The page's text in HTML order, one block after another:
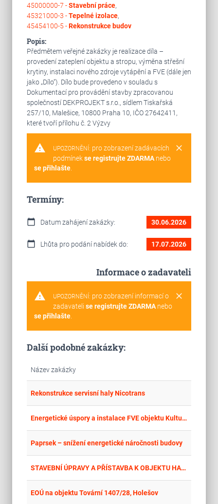
45000000-7 -Stavební práce,
45321000-3 -Tepelné izolace,
45454100-5 -Rekonstrukce budov
Popis:
Předmětem veřejné zakázky je realizace díla –
provedení zateplení objektu a stropu, výměna střešní
krytiny, instalaci nového zdroje vytápění a FVE (dále jen
jako „Dílo“). Dílo bude provedeno v souladu s
Dokumentací pro provádění stavby zpracovanou
společností DEKPROJEKT s.r.o., sídlem Tiskařská
257/10, Malešice, 10800 Praha 10, IČO 27642411,
které tvoří přílohu č. 2 Výzvy
warning clear
UPOZORNĚNÍ: pro zobrazení zadávacích
podmínekse registrujte ZDARMAnebo
se přihlašte.
Termíny:
calendar_today Datum zahájení zakázky: 30.06.2026
calendar_today Lhůta pro podání nabídek do: 17.07.2026
Informace o zadavateli
warning clear
UPOZORNĚNÍ: pro zobrazení informací o
zadavateli se registrujte ZDARMAnebo
se přihlašte.
Další podobné zakázky:
Název zakázky
Rekonstrukce servisní haly Nicotrans
Energetické úspory a instalace FVE objektu Kulturního domu Šumvald, č.p. 22
Paprsek – snížení energetické náročnosti budovy
STAVEBNÍ ÚPRAVY A PŘÍSTAVBA K OBJEKTU HAJNICE č.p. 3
EOÚ na objektu Tovární 1407/28, Holešov